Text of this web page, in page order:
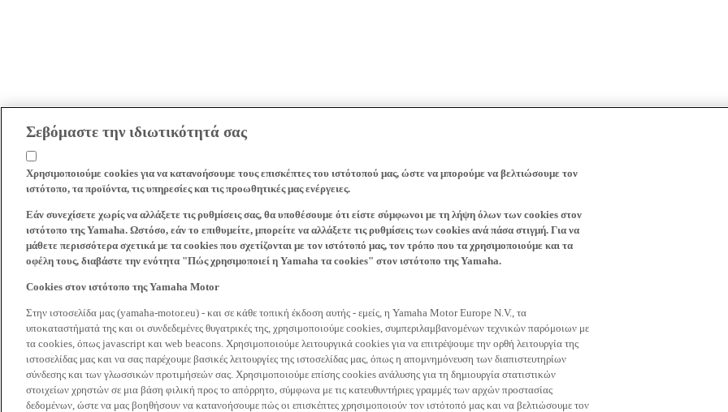
Σεβόμαστε την ιδιωτικότητά σας
Χρησιμοποιούμε cookies για να κατανοήσουμε τους επισκέπτες του ιστότοπού μας, ώστε να μπορούμε να βελτιώσουμε τον
ιστότοπο, τα προϊόντα, τις υπηρεσίες και τις προωθητικές μας ενέργειες.
Εάν συνεχίσετε χωρίς να αλλάξετε τις ρυθμίσεις σας, θα υποθέσουμε ότι είστε σύμφωνοι με τη λήψη όλων των cookies στον
ιστότοπο της Yamaha. Ωστόσο, εάν το επιθυμείτε, μπορείτε να αλλάξετε τις ρυθμίσεις των cookies ανά πάσα στιγμή. Για να
μάθετε περισσότερα σχετικά με τα cookies που σχετίζονται με τον ιστότοπό μας, τον τρόπο που τα χρησιμοποιούμε και τα
οφέλη τους, διαβάστε την ενότητα "Πώς χρησιμοποιεί η Yamaha τα cookies" στον ιστότοπο της Yamaha.
Cookies στον ιστότοπο της Yamaha Motor
Στην ιστοσελίδα μας (yamaha-motor.eu) - και σε κάθε τοπική έκδοση αυτής - εμείς, η Yamaha Motor Europe N.V., τα
υποκαταστήματά της και οι συνδεδεμένες θυγατρικές της, χρησιμοποιούμε cookies, συμπεριλαμβανομένων τεχνικών παρόμοιων με
τα cookies, όπως javascript και web beacons. Χρησιμοποιούμε λειτουργικά cookies για να επιτρέψουμε την ορθή λειτουργία της
ιστοσελίδας μας και να σας παρέχουμε βασικές λειτουργίες της ιστοσελίδας μας, όπως η απομνημόνευση των διαπιστευτηρίων
σύνδεσης και των γλωσσικών προτιμήσεών σας. Χρησιμοποιούμε επίσης cookies ανάλυσης για τη δημιουργία στατιστικών
στοιχείων χρηστών σε μια βάση φιλική προς το απόρρητο, σύμφωνα με τις κατευθυντήριες γραμμές των αρχών προστασίας
δεδομένων, ώστε να μας βοηθήσουν να κατανοήσουμε πώς οι επισκέπτες χρησιμοποιούν τον ιστότοπό μας και να βελτιώσουμε τον